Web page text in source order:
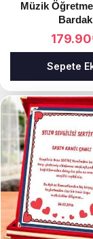
Müzik
Bardak
179.90
Sepete